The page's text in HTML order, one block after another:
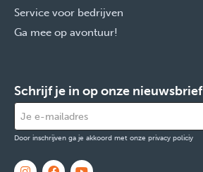
Service voor bedrijven
Ga mee op avontuur!
Schrijf je in op onze nieuwsbrief
Door inschrijven ga je akkoord met onze privacy policiy